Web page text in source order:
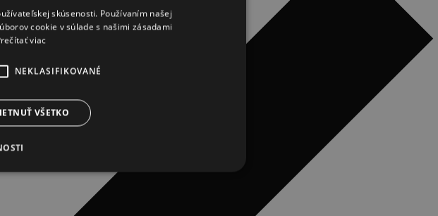
skúsenosti. Používaním našej
cookie v súlade s našimi zásadami
viac
NEKLASIFIKOVANÉ
VŠETKO